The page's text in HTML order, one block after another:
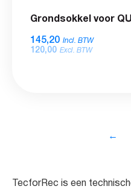
Grondsokkel voor
145,20 Incl. BTW
120,00 Excl. BTW
←
TecforRec is een